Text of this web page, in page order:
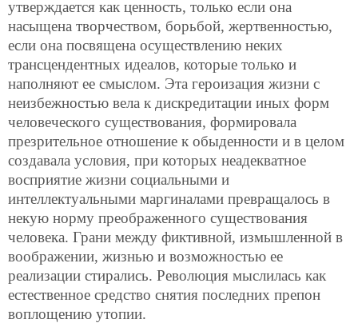
утверждается как ценность, только если она
насыщена творчеством, борьбой, жертвенностью,
если она посвящена осуществлению неких
трансцендентных идеалов, которые только и
наполняют ее смыслом. Эта героизация жизни с
неизбежностью вела к дискредитации иных форм
человеческого существования, формировала
презрительное отношение к обыденности и в целом
создавала условия, при которых неадекватное
восприятие жизни социальными и
интеллектуальными маргиналами превращалось в
некую норму преображенного существования
человека. Грани между фиктивной, измышленной в
воображении, жизнью и возможностью ее
реализации стирались. Революция мыслилась как
естественное средство снятия последних препон
воплощению утопии.